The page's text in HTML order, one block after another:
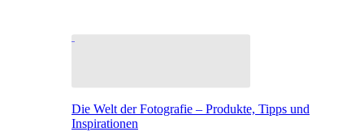
Die Welt der Fotografie – Produkte, Tipps und
Inspirationen